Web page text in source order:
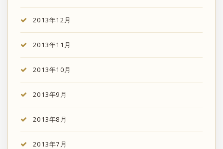
2013年12月
2013年11月
2013年10月
2013年9月
2013年8月
2013年7月